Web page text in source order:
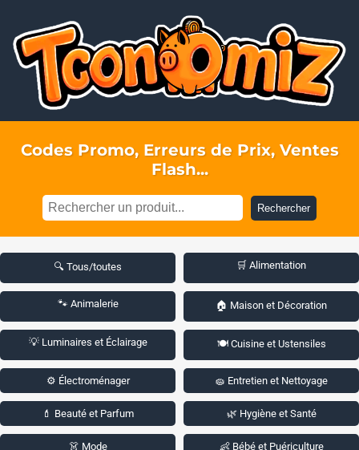
Codes Promo, Erreurs de Prix, Ventes
Flash...
Rechercher
🔍 Tous/toutes 🛒 Alimentation
🐾 Animalerie 🏠 Maison et Décoration
💡 Luminaires et Éclairage 🍽️ Cuisine et Ustensiles
⚙️ Électroménager 🧽 Entretien et Nettoyage
💄 Beauté et Parfum 🌿 Hygiène et Santé
👗 Mode 👶 Bébé et Puériculture